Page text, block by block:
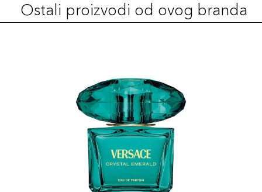
Ostali proizvodi od ovog branda